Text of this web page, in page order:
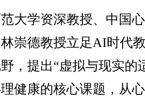
学资深教授、中国
崇德教授立足AI时代
，提出“虚拟与现实的
健康的核心课题，从